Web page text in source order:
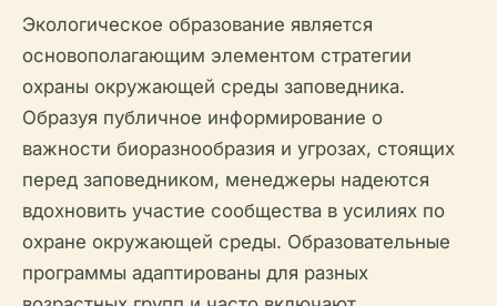
Экологическое образование является
основополагающим элементом стратегии
охраны окружающей среды заповедника.
Образуя публичное информирование о
важности биоразнообразия и угрозах, стоящих
перед заповедником, менеджеры надеются
вдохновить участие сообщества в усилиях по
охране окружающей среды. Образовательные
программы адаптированы для разных